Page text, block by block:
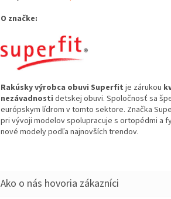
O značke:
Rakúsky výrobca obuvi Superfit je zárukou
nezávadnosti detskej obuvi. Spoločnosť sa
európskym lídrom v tomto sektore. Značka
pri vývoji modelov spolupracuje s ortopédmi a
nové modely podľa najnovších trendov.